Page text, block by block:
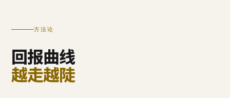
方法论
回报曲线
越走越陡